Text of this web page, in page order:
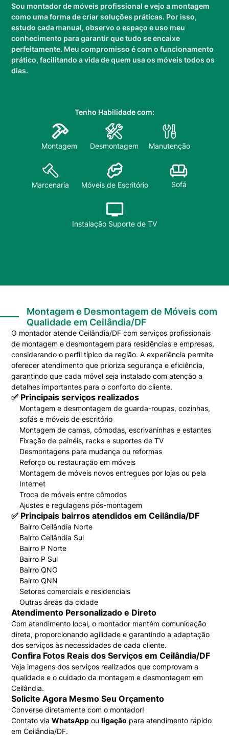
Sou montador de móveis profissional e vejo a montagem
como uma forma de criar soluções práticas. Por isso,
estudo cada manual, observo o espaço e uso meu
conhecimento para garantir que tudo se encaixe
perfeitamente. Meu compromisso é com o funcionamento
prático, facilitando a vida de quem usa os móveis todos os
dias.
Tenho Habilidade com:
Montagem Desmontagem Manutenção
Marcenaria Móveis de Escritório Sofá
Instalação Suporte de TV
Montagem e Desmontagem de Móveis com
Qualidade em Ceilândia/DF
O montador atende Ceilândia/DF com serviços profissionais
de montagem e desmontagem para residências e empresas,
considerando o perfil típico da região. A experiência permite
oferecer atendimento que prioriza segurança e eficiência,
garantindo que cada móvel seja instalado com atenção a
detalhes importantes para o conforto do cliente.
✅ Principais serviços realizados
Montagem e desmontagem de guarda-roupas, cozinhas,
sofás e móveis de escritório
Montagem de camas, cômodas, escrivaninhas e estantes
Fixação de painéis, racks e suportes de TV
Desmontagens para mudança ou reformas
Reforço ou restauração em móveis
Montagem de móveis novos entregues por lojas ou pela
Internet
Troca de móveis entre cômodos
Ajustes e regulagens pós-montagem
✅ Principais bairros atendidos em Ceilândia/DF
Bairro Ceilândia Norte
Bairro Ceilândia Sul
Bairro P Norte
Bairro P Sul
Bairro QNO
Bairro QNN
Setores comerciais e residenciais
Outras áreas da cidade
Atendimento Personalizado e Direto
Com atendimento local, o montador mantém comunicação
direta, proporcionando agilidade e garantindo a adaptação
dos serviços às necessidades de cada cliente.
Confira Fotos Reais dos Serviços em Ceilândia/DF
Veja imagens dos serviços realizados que comprovam a
qualidade e o cuidado da montagem e desmontagem em
Ceilândia.
Solicite Agora Mesmo Seu Orçamento
Converse diretamente com o montador!
Contato viaWhatsApp ouligação para atendimento rápido
em Ceilândia/DF.